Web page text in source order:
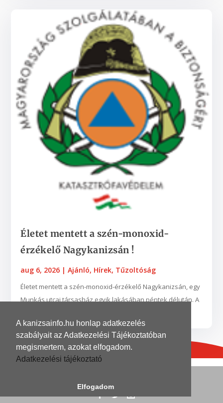
A kanizsainfo.hu honlap adatkezelés
szabályait az Adatkezelési Tájékoztatóban
megismertem, azokat elfogadom.
Adatkezelési tájékoztató
Elfogadom
Életet mentett a szén-monoxid-
érzékelő Nagykanizsán !
aug 6, 2026 |Ajánló, Hírek, Tűzoltóság
Életet mentett a szén-monoxid-érzékelő Nagykanizsán, egy
Munkás utcai társasház egyik lakásában péntek délután. A